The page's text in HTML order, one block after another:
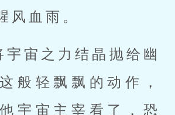
风血雨。
宇宙之力结晶抛给幽
般轻飘飘的动作，
宇宙主宰看了，恐